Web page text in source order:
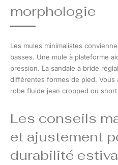
morphologie
Les mules minimalistes
basses. Une mule à plateforme
pression. La sandale à bride
différentes formes de pied. Vous
robe fluide jean cropped ou short
Les conseils
et ajustement
durabilité